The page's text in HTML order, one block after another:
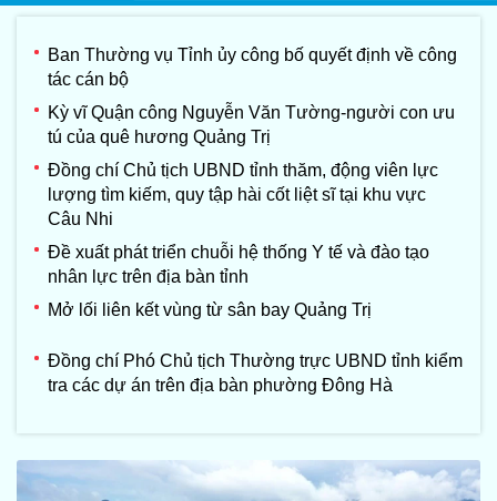
Ban Thường vụ Tỉnh ủy công bố quyết định về công
tác cán bộ
Kỳ vĩ Quận công Nguyễn Văn Tường-người con ưu
tú của quê hương Quảng Trị
Đồng chí Chủ tịch UBND tỉnh thăm, động viên lực
lượng tìm kiếm, quy tập hài cốt liệt sĩ tại khu vực
Câu Nhi
Đề xuất phát triển chuỗi hệ thống Y tế và đào tạo
nhân lực trên địa bàn tỉnh
Mở lối liên kết vùng từ sân bay Quảng Trị
Đồng chí Phó Chủ tịch Thường trực UBND tỉnh kiểm
tra các dự án trên địa bàn phường Đông Hà